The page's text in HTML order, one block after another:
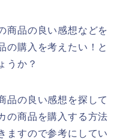
商品の良い感想などを
の購入を考えたい！と
うか？
品の良い感想を探して
の商品を購入する方法
ますので参考にしてい